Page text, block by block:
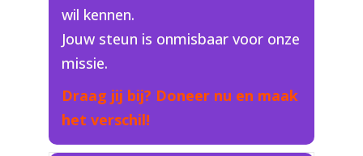
wil kennen.
Jouw steun is onmisbaar voor onze
missie.
Draag jij bij? Doneer nu en maak
het verschil!